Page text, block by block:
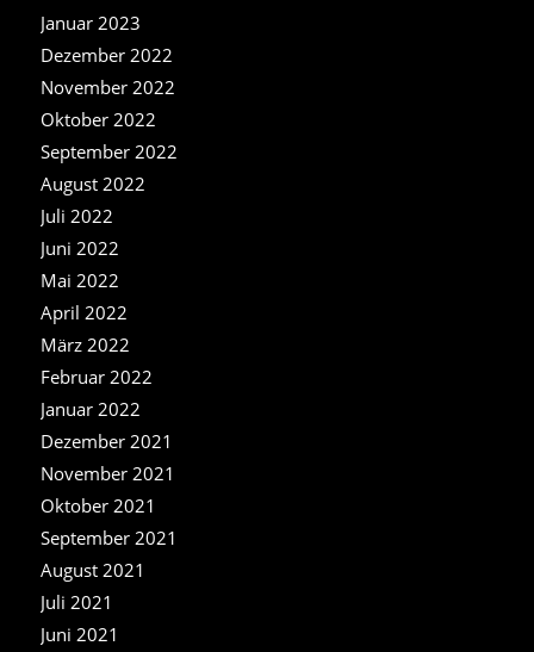
Januar 2023
Dezember 2022
November 2022
Oktober 2022
September 2022
August 2022
Juli 2022
Juni 2022
Mai 2022
April 2022
März 2022
Februar 2022
Januar 2022
Dezember 2021
November 2021
Oktober 2021
September 2021
August 2021
Juli 2021
Juni 2021